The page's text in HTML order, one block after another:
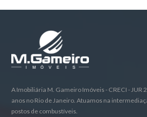
A Imobiliária M. Gameiro Imóveis - CRECI - JUR
anos no Rio de Janeiro. Atuamos na
postos de combustíveis.